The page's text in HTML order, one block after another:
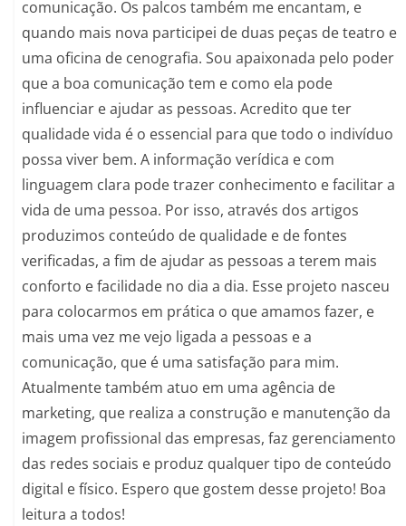
comunicação. Os palcos também me encantam, e
quando mais nova participei de duas peças de teatro e
uma oficina de cenografia. Sou apaixonada pelo poder
que a boa comunicação tem e como ela pode
influenciar e ajudar as pessoas. Acredito que ter
qualidade vida é o essencial para que todo o indivíduo
possa viver bem. A informação verídica e com
linguagem clara pode trazer conhecimento e facilitar a
vida de uma pessoa. Por isso, através dos artigos
produzimos conteúdo de qualidade e de fontes
verificadas, a fim de ajudar as pessoas a terem mais
conforto e facilidade no dia a dia. Esse projeto nasceu
para colocarmos em prática o que amamos fazer, e
mais uma vez me vejo ligada a pessoas e a
comunicação, que é uma satisfação para mim.
Atualmente também atuo em uma agência de
marketing, que realiza a construção e manutenção da
imagem profissional das empresas, faz gerenciamento
das redes sociais e produz qualquer tipo de conteúdo
digital e físico. Espero que gostem desse projeto! Boa
leitura a todos!